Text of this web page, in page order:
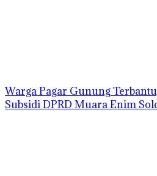
Warga Pagar Gunung
Subsidi DPRD Muara Enim